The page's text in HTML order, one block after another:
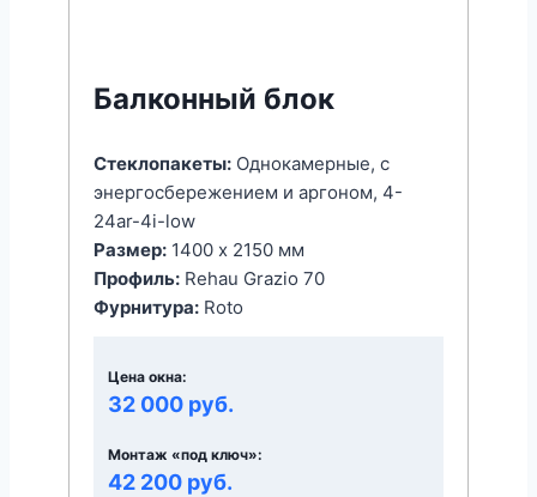
Балконный блок
Стеклопакеты: Однокамерные, с
энергоcбережением и аргоном, 4-
24ar-4i-low
Размер: 1400 x 2150 мм
Профиль: Rehau Grazio 70
Фурнитура: Roto
Цена окна:
32 000 руб.
Монтаж «под ключ»:
42 200 руб.